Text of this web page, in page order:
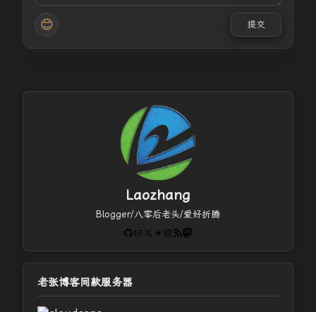
😊 提交
Laozhang
Blogger/八零后老头/爱好折腾
GitHub
电子邮件 X Telegram
Instagram
RSS FeedMastodon
老张博客同款服务器